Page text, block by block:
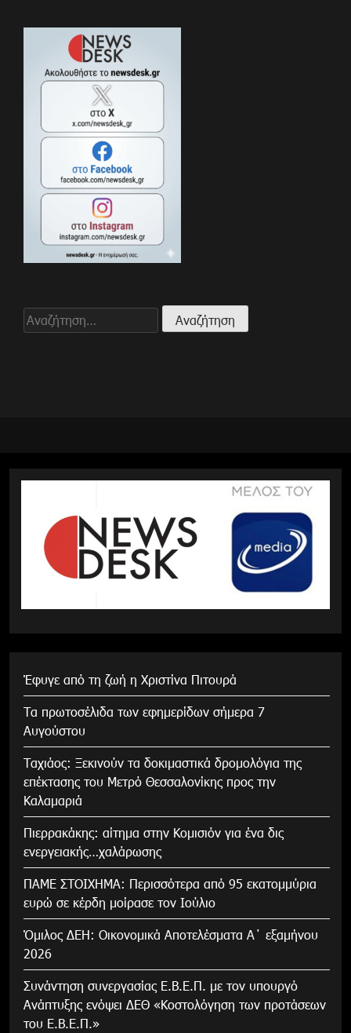
Αναζήτηση
για:
Έφυγε από τη ζωή η Χριστίνα Πιτουρά
Τα πρωτοσέλιδα των εφημερίδων σήμερα 7
Αυγούστου
Tαχιάος: Ξεκινούν τα δοκιμαστικά δρομολόγια της
επέκτασης του Μετρό Θεσσαλονίκης προς την
Καλαμαριά
Πιερρακάκης: αίτημα στην Κομισιόν για ένα δις
ενεργειακής…χαλάρωσης
ΠΑΜΕ ΣΤΟΙΧΗΜΑ: Περισσότερα από 95 εκατομμύρια
ευρώ σε κέρδη μοίρασε τον Ιούλιο
Όμιλος ΔΕΗ: Οικονομικά Αποτελέσματα Α΄ εξαμήνου
2026
Συνάντηση συνεργασίας Ε.Β.Ε.Π. με τον υπουργό
Ανάπτυξης ενόψει ΔΕΘ «Κοστολόγηση των προτάσεων
του Ε.Β.Ε.Π.»